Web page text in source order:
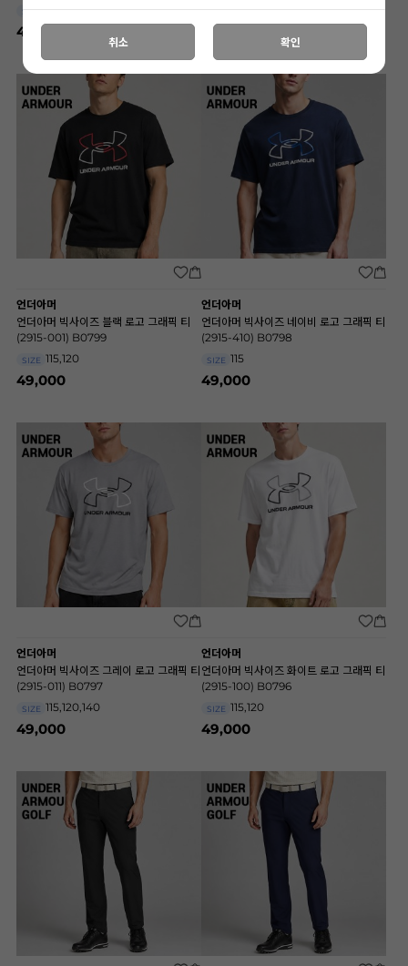
SIZE 115
49,000
SIZE 115,120
46,000
언더아머
언더아머 빅사이즈 블랙 로고 그래픽 티
(2915-001) B0799
SIZE 115,120
49,000
언더아머
언더아머 빅사이즈 네이비 로고 그래픽 티
(2915-410) B0798
SIZE 115
49,000
언더아머
언더아머 빅사이즈 그레이 로고 그래픽 티
(2915-011) B0797
SIZE 115,120,140
49,000
언더아머
언더아머 빅사이즈 화이트 로고 그래픽 티
(2915-100) B0796
SIZE 115,120
49,000
취소 확인